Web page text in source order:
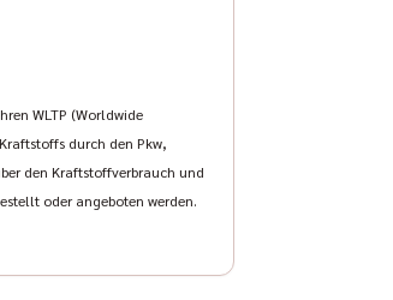
WLTP (Worldwide
durch den Pkw,
den Kraftstoffverbrauch und
oder angeboten werden.